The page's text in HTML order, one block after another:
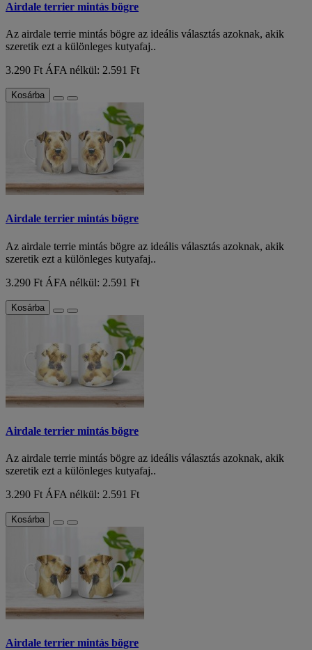
Airdale terrier mintás bögre
Az airdale terrie mintás bögre az ideális választás azoknak, akik
szeretik ezt a különleges kutyafaj..
3.290 Ft ÁFA nélkül: 2.591 Ft
Kosárba
Airdale terrier mintás bögre
Az airdale terrie mintás bögre az ideális választás azoknak, akik
szeretik ezt a különleges kutyafaj..
3.290 Ft ÁFA nélkül: 2.591 Ft
Kosárba
Airdale terrier mintás bögre
Az airdale terrie mintás bögre az ideális választás azoknak, akik
szeretik ezt a különleges kutyafaj..
3.290 Ft ÁFA nélkül: 2.591 Ft
Kosárba
Airdale terrier mintás bögre